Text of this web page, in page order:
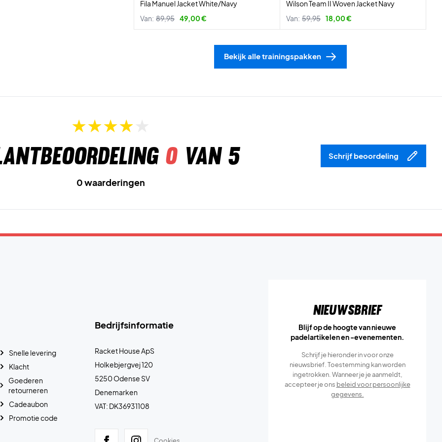
Fila Manuel Jacket White/Navy
Van: 89,95 49,00 €
Wilson Team II Woven Jacket Navy
Van: 59,95 18,00 €
Bekijk alle trainingspakken
0van 5 Schrijf beoordeling
0 waarderingen
Bedrijfsinformatie
Racket House ApS
Holkebjergvej 120
5250 Odense SV
Denemarken
VAT: DK36931108
Cookies
Snelle levering
Klacht
Goederen
retourneren
Cadeaubon
Promotie code
Nieuwsbrief
Blijf op de hoogte van nieuwe
padelartikelen en -evenementen.
Schrijf je hieronder in voor onze
nieuwsbrief. Toestemming kan worden
ingetrokken. Wanneer je je aanmeldt,
accepteer je ons beleid voor persoonlijke
gegevens.